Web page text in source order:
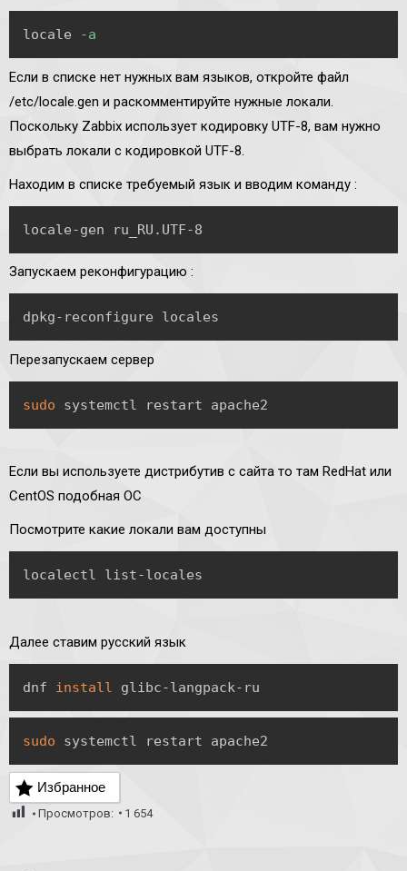
locale -a
Если в списке нет нужных вам языков, откройте файл
/etc/locale.gen и раскомментируйте нужные локали.
Поскольку Zabbix использует кодировку UTF-8, вам нужно
выбрать локали с кодировкой UTF-8.
Находим в списке требуемый язык и вводим команду :
locale-gen ru_RU.UTF-8
Запускаем реконфигурацию :
dpkg-reconfigure locales
Перезапускаем сервер
sudo systemctl restart apache2
Если вы используете дистрибутив с сайта то там RedHat или
CentOS подобная ОС
Посмотрите какие локали вам доступны
localectl list-locales
Далее ставим русский язык
dnf install glibc-langpack-ru
sudo systemctl restart apache2
Избранное
Просмотров: 1 654